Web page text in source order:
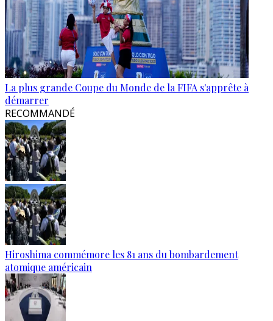
La plus grande Coupe du Monde de la FIFA s'apprête à
démarrer
RECOMMANDÉ
Hiroshima commémore les 81 ans du bombardement
atomique américain